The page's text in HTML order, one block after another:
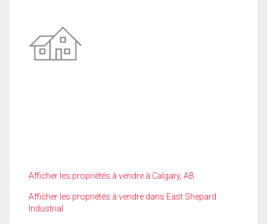
Afficher les propriétés à vendre à Calgary, AB
Afficher les propriétés à vendre dans East Shepard
Industrial